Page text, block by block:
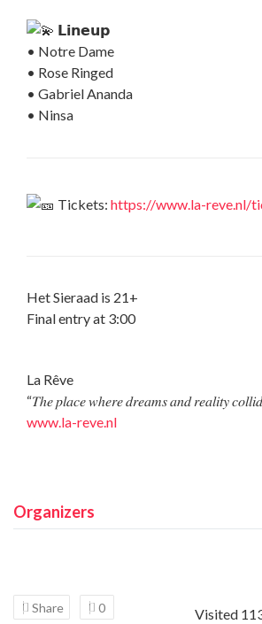
𝗟𝗶𝗻𝗲𝘂𝗽
• Notre Dame
• Rose Ringed
• Gabriel Ananda
• Ninsa
Tickets: https://www.la-reve.nl/
Het Sieraad is 21+
Final entry at 3:00
La Rêve
“𝑇ℎ𝑒 𝑝𝑙𝑎𝑐𝑒 𝑤ℎ𝑒𝑟𝑒 𝑑𝑟𝑒𝑎𝑚𝑠 𝑎𝑛𝑑 𝑟𝑒𝑎𝑙𝑖𝑡𝑦
www.la-reve.nl
Organizers
Share 0 Visited